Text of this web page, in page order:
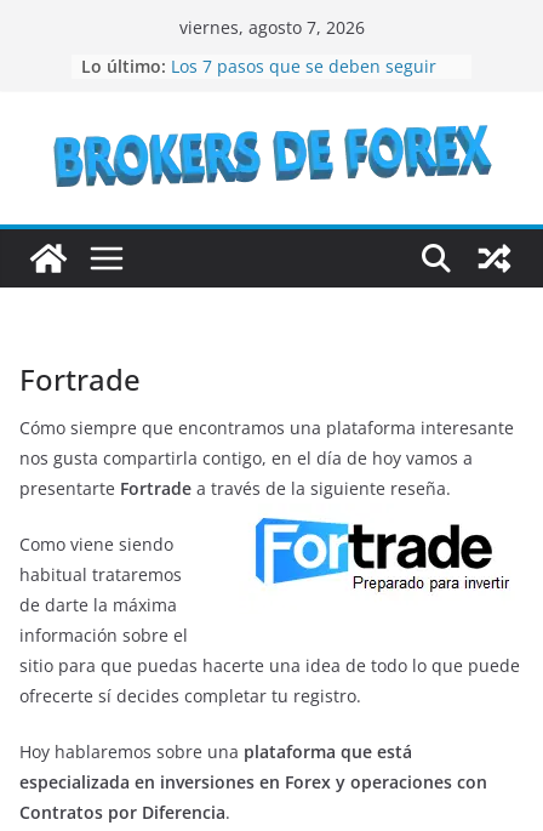
viernes, agosto 7, 2026
Lo último: Los 7 pasos que se deben seguir
¿Vale la pena considerar la
inversión en acciones de IBM en el
año 2023?
invertir en bonos del Estado
Recomendaciones a seguir si se
quiere especular en bolsa
Fortrade
Cómo siempre que encontramos una plataforma interesante
nos gusta compartirla contigo, en el día de hoy vamos a
presentarte Fortrade a través de la siguiente reseña.
Como viene siendo
habitual trataremos
de darte la máxima
información sobre el
sitio para que puedas hacerte una idea de todo lo que puede
ofrecerte sí decides completar tu registro.
Hoy hablaremos sobre una plataforma que está
especializada en inversiones en Forex y operaciones con
Contratos por Diferencia.